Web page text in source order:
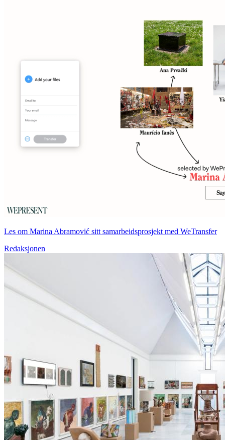
Les om Marina Abramović sitt samarbeidsprosjekt med WeTransfer
Redaksjonen